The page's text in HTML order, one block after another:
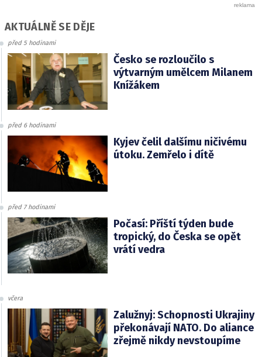
AKTUÁLNĚ SE DĚJE
před 5 hodinami
Česko se rozloučilo s
výtvarným umělcem Milanem
Knížákem
před 6 hodinami
Kyjev čelil dalšímu ničivému
útoku. Zemřelo i dítě
před 7 hodinami
Počasí: Příští týden bude
tropický, do Česka se opět
vrátí vedra
včera
Zalužnyj: Schopnosti Ukrajiny
překonávají NATO. Do aliance
zřejmě nikdy nevstoupíme